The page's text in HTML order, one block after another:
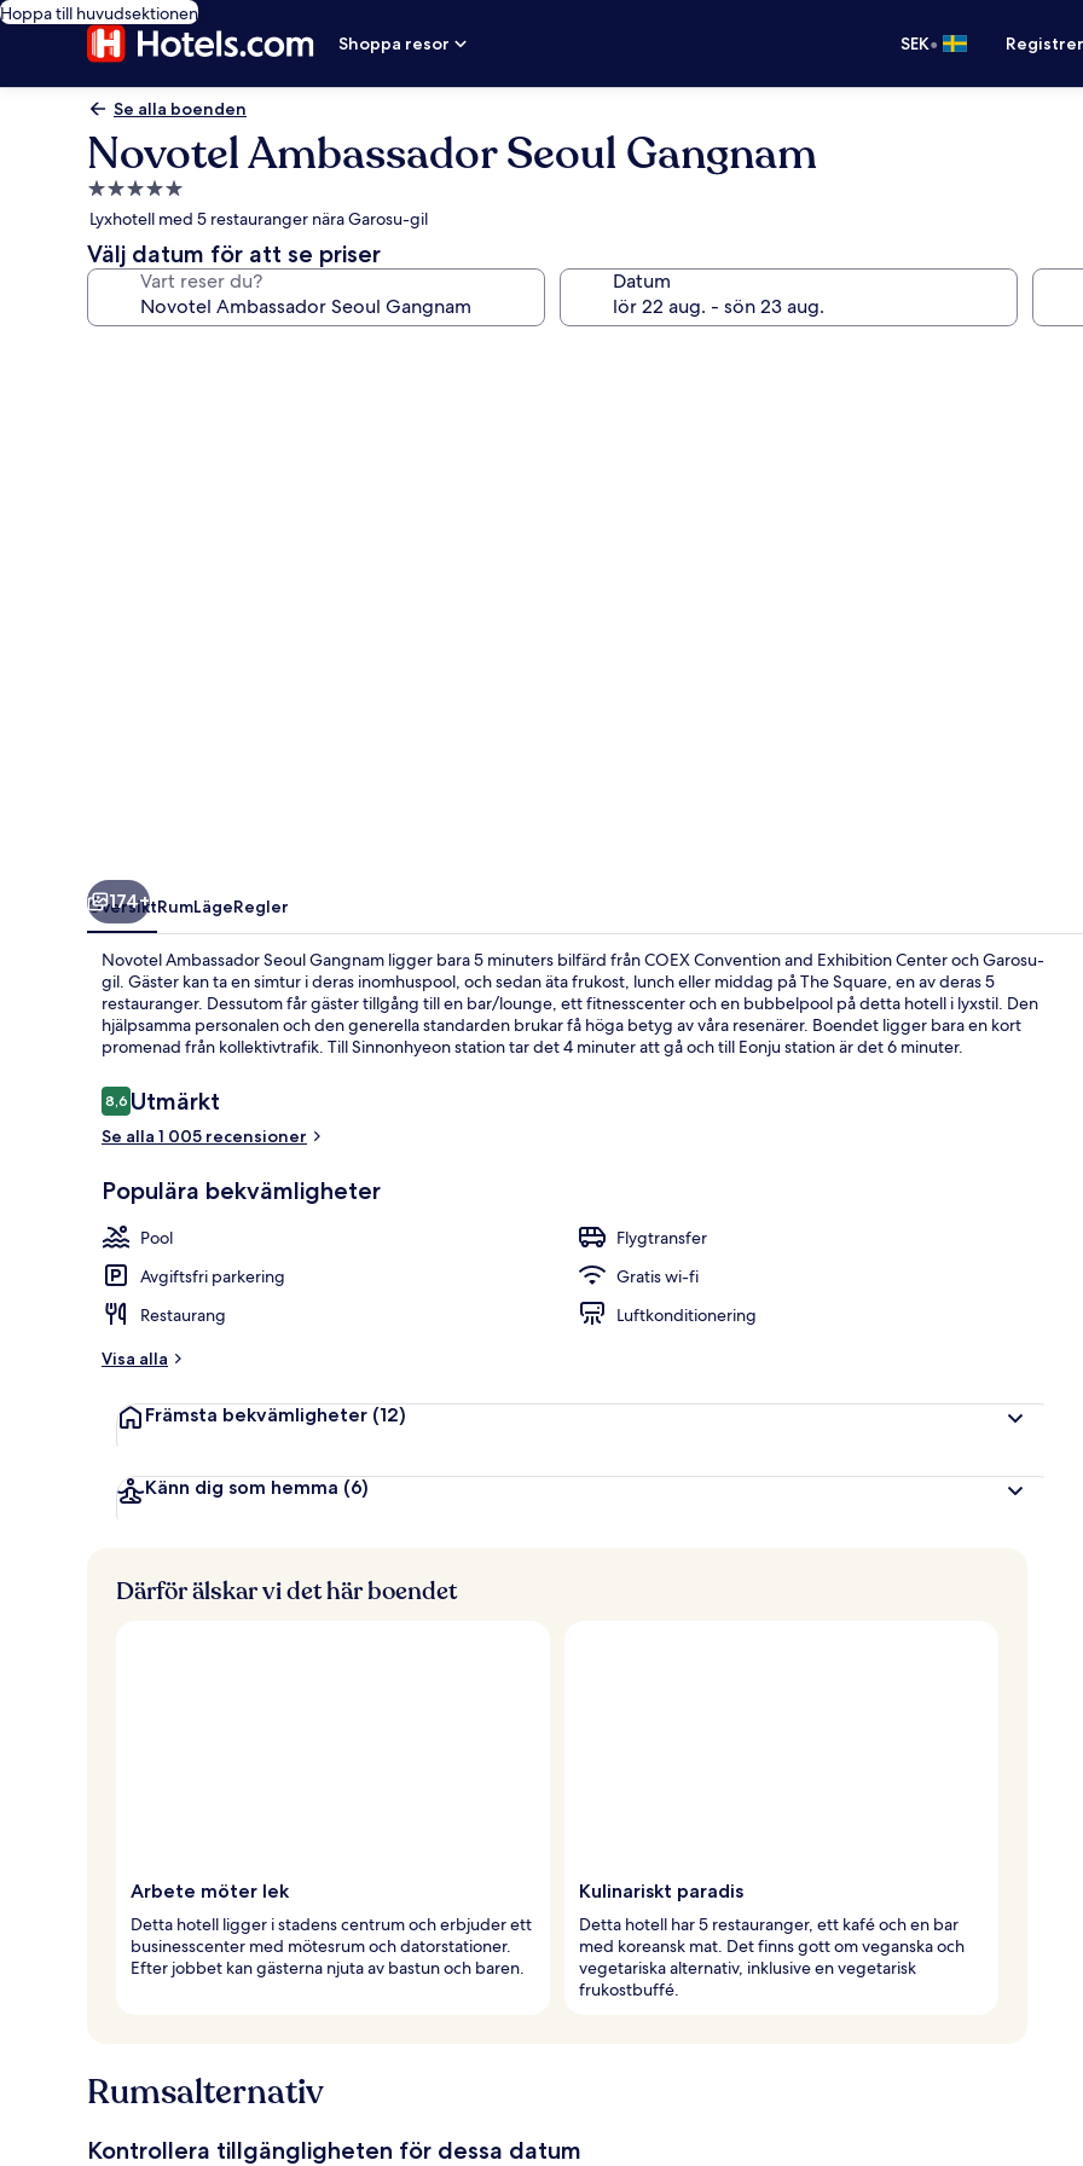
Hoppa till huvudsektionen
Shoppa resor
SEK•
Se alla boenden
Novotel Ambassador Seoul Gangnam
5.0-
stjärnigt
boende
Lyxhotell med 5 restauranger nära Garosu-gil
Välj datum för att se priser
Vart reser du? Datum
Här finns 5
174+
ÖversiktRumLägeRegler
Novotel Ambassador Seoul Gangnam ligger bara 5 minuters bilfärd från COEX Convention and Exhibition Center och Garosu-
gil. Gäster kan ta en simtur i deras inomhuspool, och sedan äta frukost, lunch eller middag på The Square, en av deras 5
restauranger. Dessutom får gäster tillgång till en bar/lounge, ett fitnesscenter och en bubbelpool på detta hotell i lyxstil. Den
hjälpsamma personalen och den generella standarden brukar få höga betyg av våra resenärer. Boendet ligger bara en kort
promenad från kollektivtrafik. Till Sinnonhyeon station tar det 4 minuter att gå och till Eonju station är det 6 minuter.
Recensioner
8,68,6 av 10,
Utmärkt
Se alla 1 005 recensioner
Populära bekvämligheter
Pool
Flygtransfer
Avgiftsfri parkering
Gratis wi-fi
Restaurang
Luftkonditionering
Visa alla
Främsta bekvämligheter (12)
Känn dig som hemma (6)
Därför älskar vi det här boendet
Arbete möter lek
Detta hotell ligger i stadens centrum och erbjuder ett
businesscenter med mötesrum och datorstationer.
Efter jobbet kan gästerna njuta av bastun och baren.
Kulinariskt paradis
Detta hotell har 5 restauranger, ett kafé och en bar
med koreansk mat. Det finns gott om veganska och
vegetariska alternativ, inklusive en vegetarisk
frukostbuffé.
Rumsalternativ
Kontrollera tillgängligheten för dessa datum